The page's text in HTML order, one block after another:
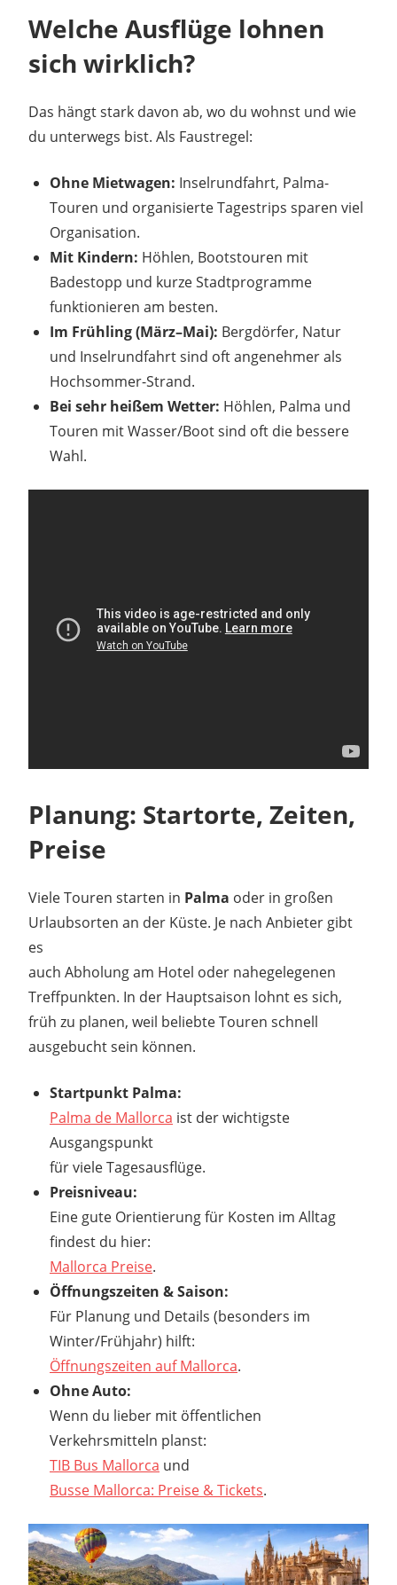
Welche Ausflüge lohnen
sich wirklich?
Das hängt stark davon ab, wo du wohnst und wie
du unterwegs bist. Als Faustregel:
Ohne Mietwagen: Inselrundfahrt, Palma-
Touren und organisierte Tagestrips sparen viel
Organisation.
Mit Kindern: Höhlen, Bootstouren mit
Badestopp und kurze Stadtprogramme
funktionieren am besten.
Im Frühling (März–Mai): Bergdörfer, Natur
und Inselrundfahrt sind oft angenehmer als
Hochsommer-Strand.
Bei sehr heißem Wetter: Höhlen, Palma und
Touren mit Wasser/Boot sind oft die bessere
Wahl.
Planung: Startorte, Zeiten,
Preise
Viele Touren starten in Palma oder in großen
Urlaubsorten an der Küste. Je nach Anbieter gibt
es
auch Abholung am Hotel oder nahegelegenen
Treffpunkten. In der Hauptsaison lohnt es sich,
früh zu planen, weil beliebte Touren schnell
ausgebucht sein können.
Startpunkt Palma:
Palma de Mallorca ist der wichtigste
Ausgangspunkt
für viele Tagesausflüge.
Preisniveau:
Eine gute Orientierung für Kosten im Alltag
findest du hier:
Mallorca Preise.
Öffnungszeiten & Saison:
Für Planung und Details (besonders im
Winter/Frühjahr) hilft:
Öffnungszeiten auf Mallorca.
Ohne Auto:
Wenn du lieber mit öffentlichen
Verkehrsmitteln planst:
TIB Bus Mallorca und
Busse Mallorca: Preise & Tickets.